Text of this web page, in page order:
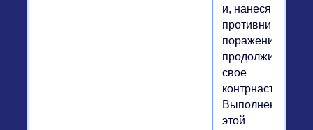
и, нанеся
противнику
поражение,
продолжить
свое
Выполнение
этой